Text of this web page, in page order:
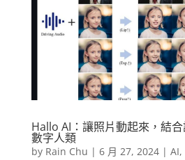
Hallo AI：讓照片動起來，結
數字人類
by Rain Chu | 6 月 27, 2024| AI,